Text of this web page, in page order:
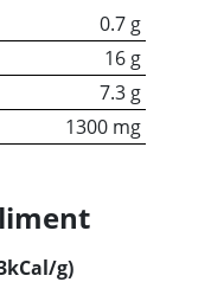
0.7 g
16 g
7.3 g
1300 mg
g)